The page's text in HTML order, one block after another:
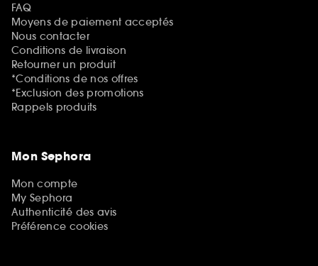
FAQ
Moyens de paiement acceptés
Nous contacter
Conditions de livraison
Retourner un produit
*Conditions de nos offres
*Exclusion des promotions
Rappels produits
Mon Sephora
Mon compte
My Sephora
Authenticité des avis
Préférence cookies